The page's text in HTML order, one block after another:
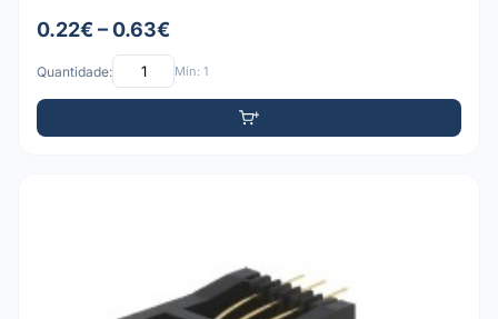
0.22€ – 0.63€
Quantidade: Mín: 1